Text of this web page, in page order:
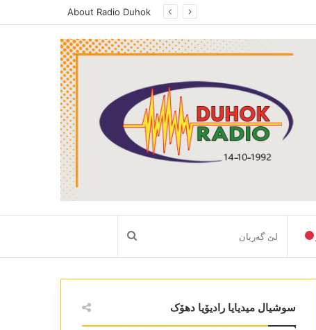
About Radio Duhok
لێ
گەریان
سوشیال میدیایا رادیۆیا دھۆک